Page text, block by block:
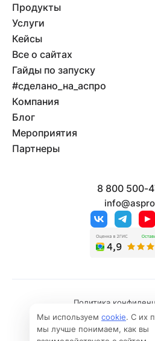
Продукты
Услуги
Кейсы
Все о сайтах
Гайды по запуску
#сделано_на_аспро
Компания
Блог
Мероприятия
Партнеры
8 800 500-
© 2026 Все права
Политика
Политика
Мы используем cookie. С их
мы лучше понимаем, как вы